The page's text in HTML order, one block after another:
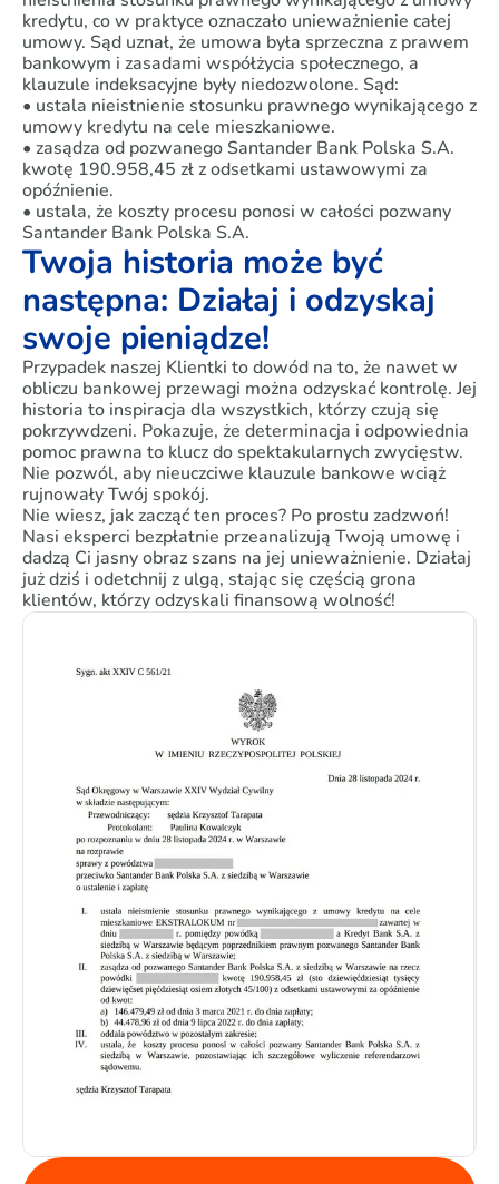
kredytu, co w praktyce oznaczało unieważnienie całej
umowy. Sąd uznał, że umowa była sprzeczna z prawem
bankowym i zasadami współżycia społecznego, a
klauzule indeksacyjne były niedozwolone. Sąd:
• ustala nieistnienie stosunku prawnego wynikającego z
umowy kredytu na cele mieszkaniowe.
• zasądza od pozwanego Santander Bank Polska S.A.
kwotę 190.958,45 zł z odsetkami ustawowymi za
opóźnienie.
• ustala, że koszty procesu ponosi w całości pozwany
Santander Bank Polska S.A.
Twoja historia może być
następna: Działaj i odzyskaj
swoje pieniądze!
Przypadek naszej Klientki to dowód na to, że nawet w
obliczu bankowej przewagi można odzyskać kontrolę. Jej
historia to inspiracja dla wszystkich, którzy czują się
pokrzywdzeni. Pokazuje, że determinacja i odpowiednia
pomoc prawna to klucz do spektakularnych zwycięstw.
Nie pozwól, aby nieuczciwe klauzule bankowe wciąż
rujnowały Twój spokój.
Nie wiesz, jak zacząć ten proces? Po prostu zadzwoń!
Nasi eksperci bezpłatnie przeanalizują Twoją umowę i
dadzą Ci jasny obraz szans na jej unieważnienie. Działaj
już dziś i odetchnij z ulgą, stając się częścią grona
klientów, którzy odzyskali finansową wolność!